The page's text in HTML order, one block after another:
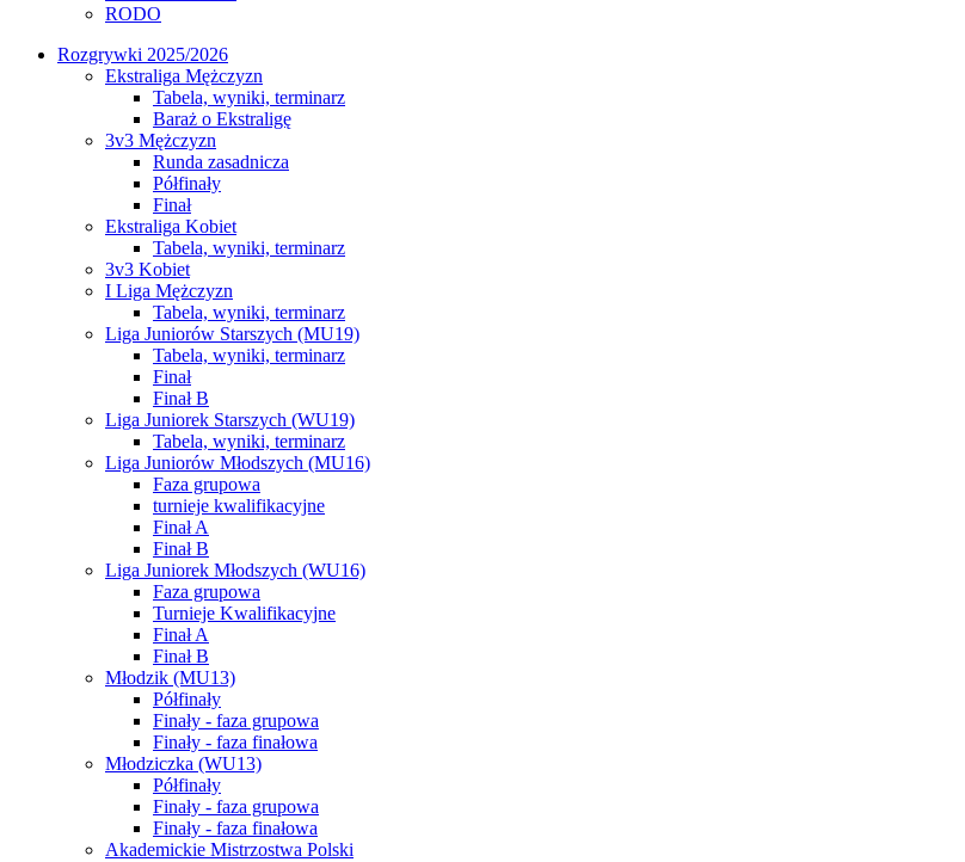
RODO
Rozgrywki 2025/2026
Ekstraliga Mężczyzn
Tabela, wyniki, terminarz
Baraż o Ekstraligę
3v3 Mężczyzn
Runda zasadnicza
Półfinały
Finał
Ekstraliga Kobiet
Tabela, wyniki, terminarz
3v3 Kobiet
I Liga Mężczyzn
Tabela, wyniki, terminarz
Liga Juniorów Starszych (MU19)
Tabela, wyniki, terminarz
Finał
Finał B
Liga Juniorek Starszych (WU19)
Tabela, wyniki, terminarz
Liga Juniorów Młodszych (MU16)
Faza grupowa
turnieje kwalifikacyjne
Finał A
Finał B
Liga Juniorek Młodszych (WU16)
Faza grupowa
Turnieje Kwalifikacyjne
Finał A
Finał B
Młodzik (MU13)
Półfinały
Finały - faza grupowa
Finały - faza finałowa
Młodziczka (WU13)
Półfinały
Finały - faza grupowa
Finały - faza finałowa
Akademickie Mistrzostwa Polski